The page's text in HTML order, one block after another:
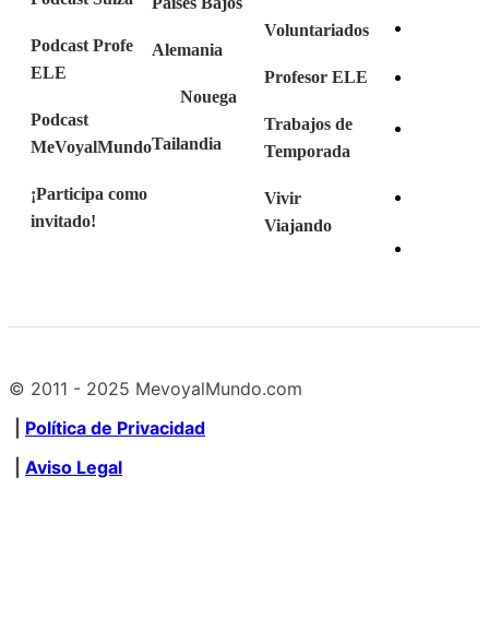
Podcast Profe
ELE
Podcast
MeVoyalMundo
¡Participa como
invitado!
Alemania
Nouega
Tailandia
Voluntariados
Profesor ELE
Trabajos de
Temporada
Vivir
Viajando
© 2011 - 2025 MevoyalMundo.com
Política de Privacidad
Aviso Legal